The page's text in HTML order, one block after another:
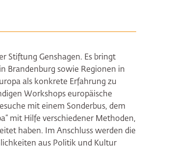
Stiftung Genshagen. Es bringt
Brandenburg sowie Regionen in
als konkrete Erfahrung zu
Workshops europäische
mit einem Sonderbus, dem
mit Hilfe verschiedener Methoden,
haben. Im Anschluss werden die
aus Politik und Kultur